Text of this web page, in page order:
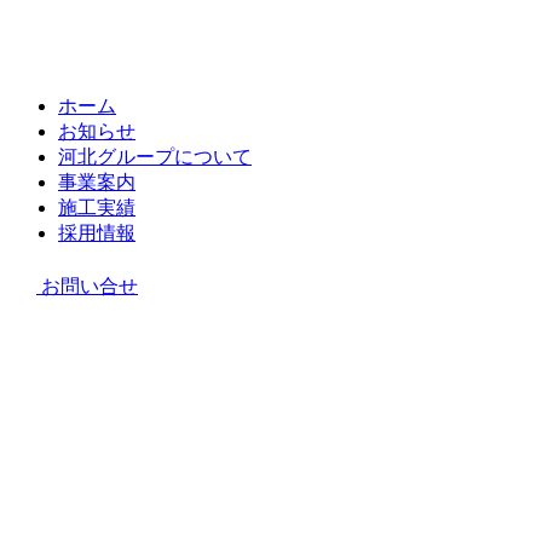
ホーム
お知らせ
河北グループについて
事業案内
施工実績
採用情報
お問い合せ